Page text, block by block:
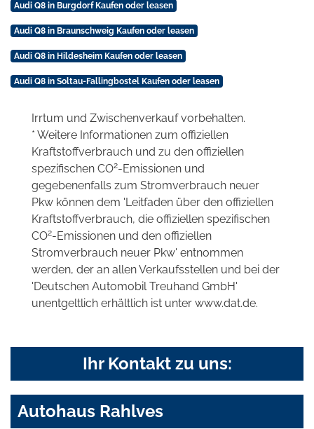
Audi Q8 in Burgdorf Kaufen oder leasen
Audi Q8 in Braunschweig Kaufen oder leasen
Audi Q8 in Hildesheim Kaufen oder leasen
Audi Q8 in Soltau-Fallingbostel Kaufen oder leasen
Irrtum und Zwischenverkauf vorbehalten.
* Weitere Informationen zum offiziellen
Kraftstoffverbrauch und zu den offiziellen
spezifischen CO2-Emissionen und
gegebenenfalls zum Stromverbrauch neuer
Pkw können dem 'Leitfaden über den offiziellen
Kraftstoffverbrauch, die offiziellen spezifischen
CO2-Emissionen und den offiziellen
Stromverbrauch neuer Pkw' entnommen
werden, der an allen Verkaufsstellen und bei der
'Deutschen Automobil Treuhand GmbH'
unentgeltlich erhältlich ist unter www.dat.de.
Ihr Kontakt zu uns:
Autohaus Rahlves